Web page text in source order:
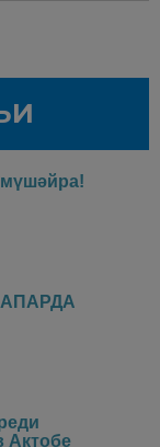
Актобе